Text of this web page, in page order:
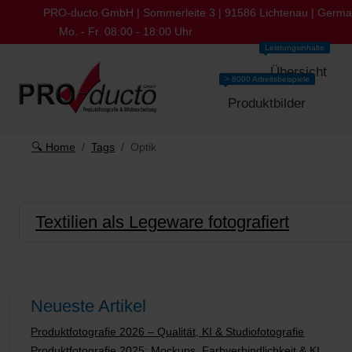
PRO-ducto GmbH | Sommerleite 3 | 91586 Lichtenau |
Mo. - Fr. 08:00 - 18:00 Uhr
Übersicht
Leistungsinhalte
Produktbilder
> 8000 Arbeitsbeispiele
🔍 Home Tags Optik
Textilien als Legeware fotografiert
Neueste Artikel
Produktfotografie 2026 – Qualität, KI & Studiofotografie